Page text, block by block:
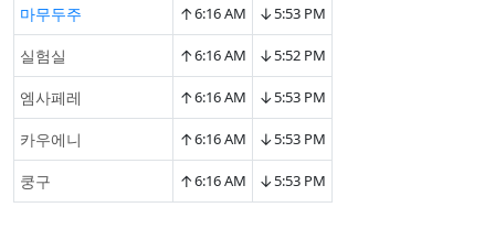
마무두주 ↑6:16 AM ↓5:53 PM
실험실 ↑6:16 AM ↓5:52 PM
엠사페레 ↑6:16 AM ↓5:53 PM
카우에니 ↑6:16 AM ↓5:53 PM
쿵구 ↑6:16 AM ↓5:53 PM